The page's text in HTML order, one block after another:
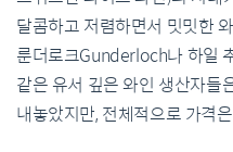
달콤하고 저렴하면서 밋밋한
룬더로크Gunderloch나 하일
같은 유서 깊은 와인 생산자들
내놓았지만, 전체적으로 가격